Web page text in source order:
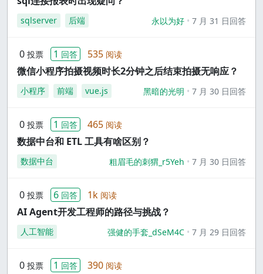
sqlserver 后端 永以为好 7 月 31 日回答
0 投票 1 回答 535 阅读
微信小程序拍摄视频时长2分钟之后结束拍摄无响应？
小程序 前端 vue.js 黑暗的光明 7 月 30 日回答
0 投票 1 回答 465 阅读
数据中台和 ETL 工具有啥区别？
数据中台 粗眉毛的刺猬_r5Yeh 7 月 30 日回答
0 投票 6 回答 1k 阅读
AI Agent开发工程师的路径与挑战？
人工智能 强健的手套_dSeM4C 7 月 29 日回答
0 投票 1 回答 390 阅读